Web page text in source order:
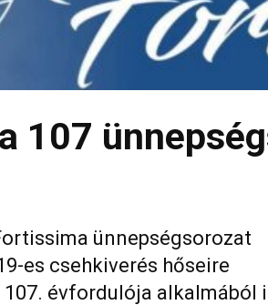
107
ünnepségsorozat
es csehkiverés hőseire
évfordulója alkalmából